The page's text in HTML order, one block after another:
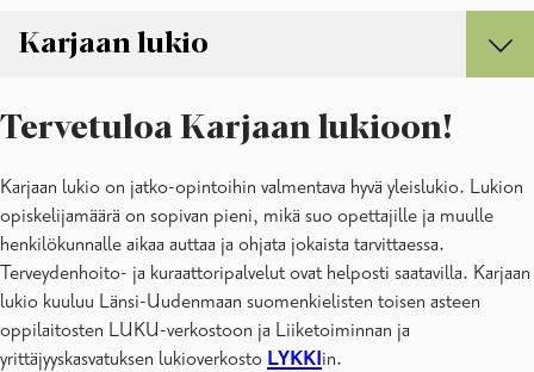
Karjaan lukio
Hae Karjaan lukioon
Tukea opiskeluun
Säännöt ja käytännöt
Karjaan lukion opiskelijakunta
Projektit ja kansainvälisyys
Karjaan lukion yhteystiedot
Briefly in other languages
Tervetuloa Karjaan lukioon!
Karjaan lukio on jatko-opintoihin valmentava hyvä yleislukio. Lukion
opiskelijamäärä on sopivan pieni, mikä suo opettajille ja muulle
henkilökunnalle aikaa auttaa ja ohjata jokaista tarvittaessa.
Terveydenhoito- ja kuraattoripalvelut ovat helposti saatavilla. Karjaan
lukio kuuluu Länsi-Uudenmaan suomenkielisten toisen asteen
oppilaitosten LUKU-verkostoon ja Liiketoiminnan ja
yrittäjyyskasvatuksen lukioverkosto LYKKIin.